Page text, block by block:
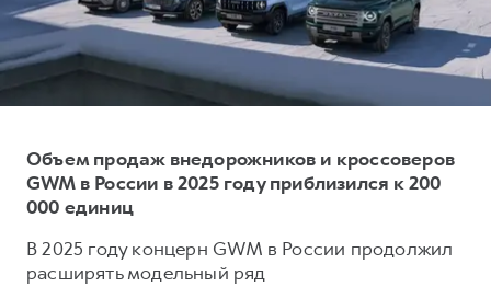
Внедорожники
H3
от 2 499 000 ₽
H5
Оценить трейд-ин
Конфигуратор модели
Горячая линия
Все о сервисе
Горячая линия
Объем продаж внедорожников и кроссоверов
GWM в России в 2025 году приблизился к 200
000 единиц
В 2025 году концерн GWM в России продолжил
расширять модельный ряд